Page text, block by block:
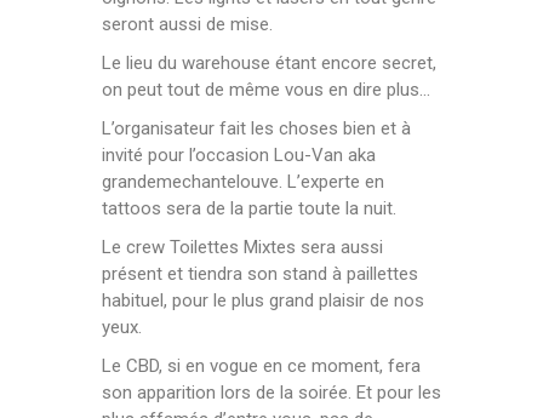
seront aussi de mise.
Le lieu du warehouse étant encore secret,
on peut tout de même vous en dire plus…
L’organisateur fait les choses bien et à
invité pour l’occasion Lou-Van aka
grandemechantelouve. L’experte en
tattoos sera de la partie toute la nuit.
Le crew Toilettes Mixtes sera aussi
présent et tiendra son stand à paillettes
habituel, pour le plus grand plaisir de nos
yeux.
Le CBD, si en vogue en ce moment, fera
son apparition lors de la soirée. Et pour les